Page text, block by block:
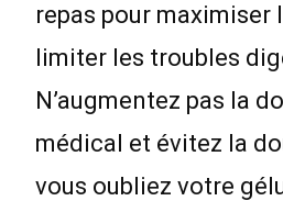
repas pour maximiser
limiter les troubles
N’augmentez pas la
médical et évitez la
vous oubliez votre